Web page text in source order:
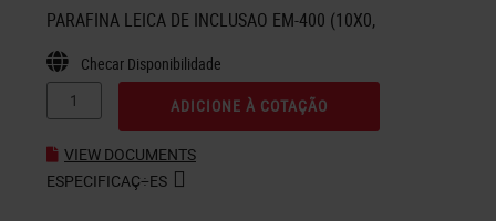
PARAFINA LEICA DE INCLUSAO EM-400 (10X0,
Checar Disponibilidade
ADICIONE À COTAÇÃO
VIEW DOCUMENTS
ESPECIFICAÇ÷ES